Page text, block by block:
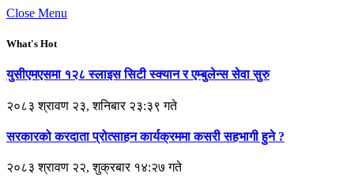
Close Menu
What's Hot
युसीएमएसमा १२८ स्लाइस सिटी स्क्यान र एम्बुलेन्स सेवा सुरु
२०८३ श्रावण २३, शनिबार २३:३९ गते
सरकारको करदाता प्रोत्साहन कार्यक्रममा कसरी सहभागी हुने ?
२०८३ श्रावण २२, शुक्रबार १४:२७ गते